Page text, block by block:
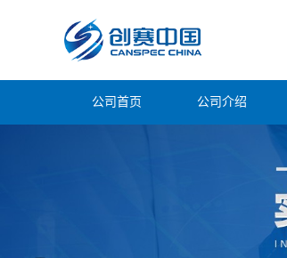
公司首页 公司介绍